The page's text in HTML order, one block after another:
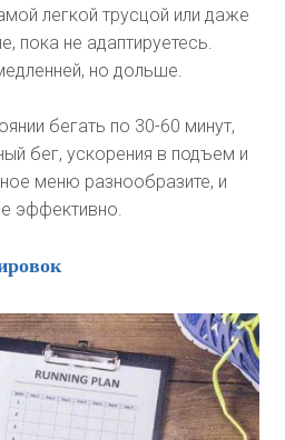
легкой трусцой или даже
пока не адаптируетесь.
но дольше.
бегать по 30-60 минут,
бег, ускорения в подъем и
меню разнообразите, и
эффективно.